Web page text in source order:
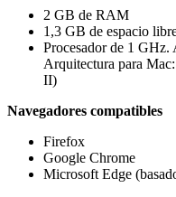
2 GB de RAM
1,3 GB de espacio
Procesador de 1
Arquitectura para
II)
Navegadores compatibles
Firefox
Google Chrome
Microsoft Edge